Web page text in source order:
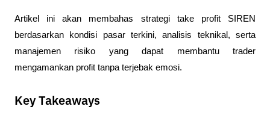
Artikel ini akan membahas strategi take profit SIREN
berdasarkan kondisi pasar terkini, analisis teknikal, serta
manajemen risiko yang dapat membantu trader
mengamankan profit tanpa terjebak emosi.
Key Takeaways